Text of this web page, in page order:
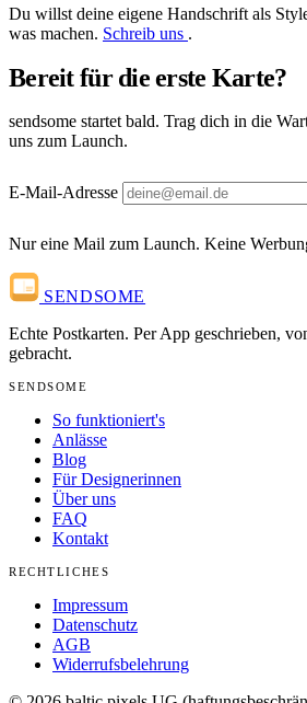
Du willst deine eigene Handschrift als
was machen. Schreib uns .
Bereit für die erste Karte?
sendsome startet bald. Trag dich in die
uns zum Launch.
E-Mail-Adresse
Nur eine Mail zum Launch. Keine
SENDSOME
Echte Postkarten. Per App geschrieben,
gebracht.
SENDSOME
So funktioniert's
Anlässe
Blog
Für Designerinnen
Über uns
FAQ
Kontakt
RECHTLICHES
Impressum
Datenschutz
AGB
Widerrufsbelehrung